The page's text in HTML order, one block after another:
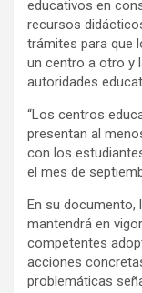
educativos en
recursos
trámites para que
un centro a otro y
autoridades
“Los centros
presentan al
con los
el mes de
En su documento,
mantendrá en
competentes
acciones
problemáticas